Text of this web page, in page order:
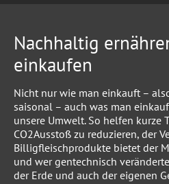
Nachhaltig
einkaufen
Nicht nur wie man einkauft –
saisonal – auch was man
unsere Umwelt. So helfen kurze
CO2Ausstoß zu reduzieren, der
Billigfleischprodukte bietet der
und wer gentechnisch
der Erde und auch der eigenen